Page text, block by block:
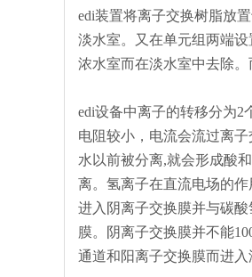
edi装置将离子交换树脂放
淡水室。又在单元组两端
浓水室而在淡水室中去除
edi设备中离子的转移分为
电阻较小，电流会流过离
水以前被分离,就会形成酸
离。氢离子在直流电场的
进入阴离子交换膜并与碳
膜。阴离子交换膜并不能
通道和阳离子交换膜而进